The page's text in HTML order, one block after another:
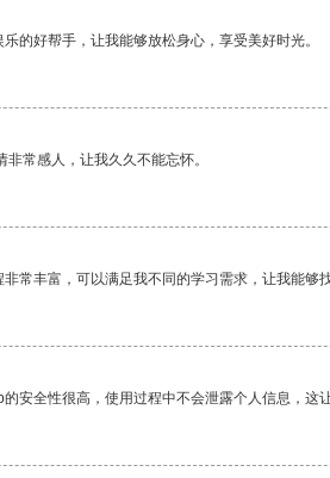
的好帮手，让我能够放松身心，享受美好时光。
非常感人，让我久久不能忘怀。
常丰富，可以满足我不同的学习需求，让我能够
安全性很高，使用过程中不会泄露个人信息，这